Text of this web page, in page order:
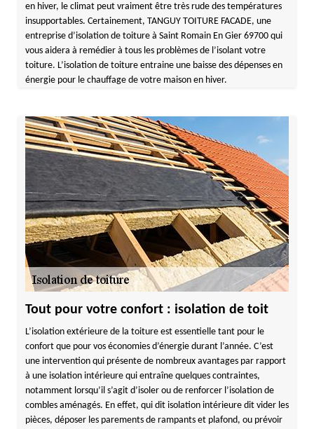
en hiver, le climat peut vraiment être très rude des températures
insupportables. Certainement, TANGUY TOITURE FACADE, une
entreprise d’isolation de toiture à Saint Romain En Gier 69700 qui
vous aidera à remédier à tous les problèmes de l’isolant votre
toiture. L’isolation de toiture entraine une baisse des dépenses en
énergie pour le chauffage de votre maison en hiver.
Tout pour votre confort : isolation de toit
L’isolation extérieure de la toiture est essentielle tant pour le
confort que pour vos économies d’énergie durant l’année. C’est
une intervention qui présente de nombreux avantages par rapport
à une isolation intérieure qui entraîne quelques contraintes,
notamment lorsqu’il s’agit d’isoler ou de renforcer l’isolation de
combles aménagés. En effet, qui dit isolation intérieure dit vider les
pièces, déposer les parements de rampants et plafond, ou prévoir